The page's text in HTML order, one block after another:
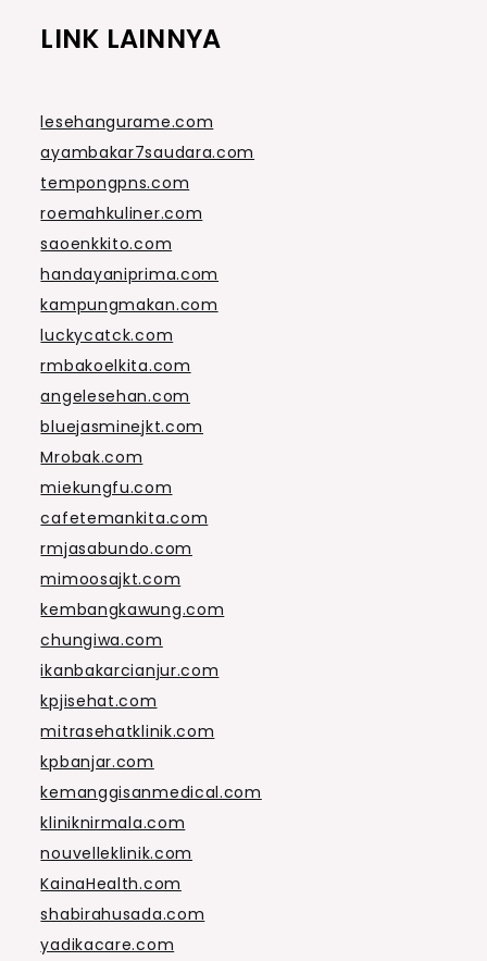
LINK LAINNYA
lesehangurame.com
ayambakar7saudara.com
tempongpns.com
roemahkuliner.com
saoenkkito.com
handayaniprima.com
kampungmakan.com
luckycatck.com
rmbakoelkita.com
angelesehan.com
bluejasminejkt.com
Mrobak.com
miekungfu.com
cafetemankita.com
rmjasabundo.com
mimoosajkt.com
kembangkawung.com
chungiwa.com
ikanbakarcianjur.com
kpjisehat.com
mitrasehatklinik.com
kpbanjar.com
kemanggisanmedical.com
kliniknirmala.com
nouvelleklinik.com
KainaHealth.com
shabirahusada.com
yadikacare.com